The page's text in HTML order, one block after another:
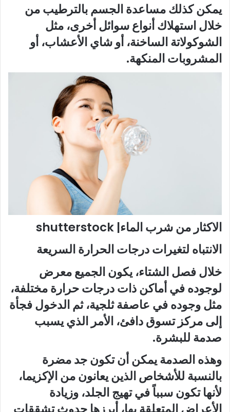
يمكن كذلك مساعدة الجسم بالترطيب من
خلال استهلاك أنواع سوائل أخرى، مثل
الشوكولاتة الساخنة، أو شاي الأعشاب، أو
المشروبات المنكهة.
الاكثار من شرب الماء| shutterstock
الانتباه لتغيرات درجات الحرارة السريعة
خلال فصل الشتاء، يكون الجميع معرض
لوجوده في أماكن ذات درجات حرارة مختلفة،
مثل وجوده في عاصفة ثلجية، ثم الدخول فجأة
إلى مركز تسوق دافئ، الأمر الذي يسبب
صدمة للبشرة.
وهذه الصدمة يمكن أن تكون جد مضرة
بالنسبة للأشخاص الذين يعانون من الإكزيما،
لأنها تكون سبباً في تهيج الجلد، وزيادة